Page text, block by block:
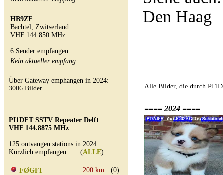
HB9ZF
Bachtel, Zwitserland
VHF 144.850 MHz
6 Sender empfangen
Kein aktueller empfang
Über Gateway emphangen in 2024:
3006 Bilder
PI1DFT SSTV Repeater Delft
VHF 144.8875 MHz
125 ontvangen stations in 2024
Kürzlich empfangen (ALLE)
FØGFI 200 km
(0)
Den Haag
Alle Bilder, die durch
==== 2024 ====